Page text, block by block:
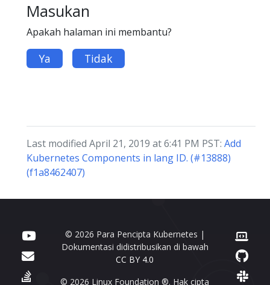
Masukan
Apakah halaman ini membantu?
Ya Tidak
Last modified April 21, 2019 at 6:41 PM PST: Add
Kubernetes Components in lang ID. (#13888)
(f1a8462407)
© 2026 Para Pencipta Kubernetes |
Dokumentasi didistribusikan di bawah
CC BY 4.0
© 2026 Linux Foundation ®. Hak cipta